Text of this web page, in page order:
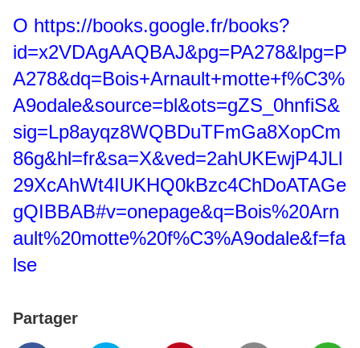
O https://books.google.fr/books?
id=x2VDAgAAQBAJ&pg=PA278&lpg=P
A278&dq=Bois+Arnault+motte+f%C3%
A9odale&source=bl&ots=gZS_0hnfiS&
sig=Lp8ayqz8WQBDuTFmGa8XopCm
86g&hl=fr&sa=X&ved=2ahUKEwjP4JLl
29XcAhWt4IUKHQ0kBzc4ChDoATAGe
gQIBBAB#v=onepage&q=Bois%20Arn
ault%20motte%20f%C3%A9odale&f=fa
lse
Partager